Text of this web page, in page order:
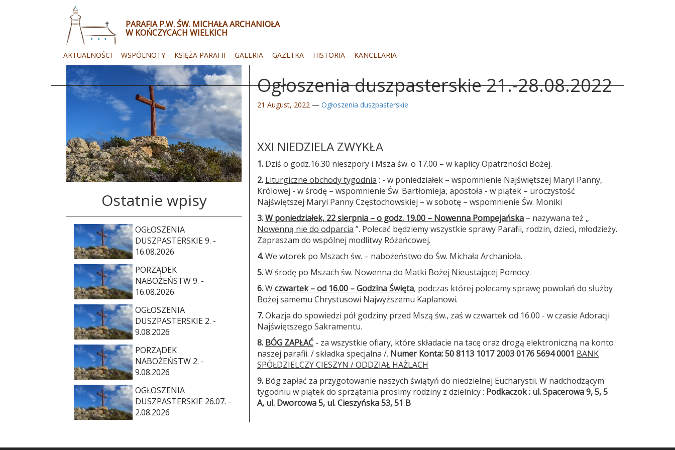
PARAFIA P.W. ŚW. MICHAŁA ARCHANIOŁA
W KOŃCZYCACH WIELKICH
WSPÓLNOTY KSIĘŻA PARAFII GALERIA GAZETKA HISTORIA KANCELARIA
AKTUALNOŚCI
Ogłoszenia duszpasterskie 21.-28.08.2022
21 August, 2022 — Ogłoszenia duszpasterskie
XXI NIEDZIELA ZWYKŁA
1. Dziś o godz.16.30 nieszpory i Msza św. o 17.00 – w kaplicy Opatrzności Bożej.
2. Liturgiczne obchody tygodnia : - w poniedziałek – wspomnienie Najświętszej Maryi Panny,
Królowej - w środę – wspomnienie Św. Bartłomieja, apostoła - w piątek – uroczystość
Najświętszej Maryi Panny Częstochowskiej – w sobotę – wspomnienie Św. Moniki
3.W poniedziałek, 22 sierpnia – o godz. 19.00 – Nowenna Pompejańska – nazywana też „
Nowenną nie do odparcia ”. Polecać będziemy wszystkie sprawy Parafii, rodzin, dzieci, młodzieży.
Zapraszam do wspólnej modlitwy Różańcowej.
4.We wtorek po Mszach św. – nabożeństwo do Św. Michała Archanioła.
5.W środę po Mszach św. Nowenna do Matki Bożej Nieustającej Pomocy.
6.Wczwartek – od 16.00 – Godzina Święta, podczas której polecamy sprawę powołań do służby
Bożej samemu Chrystusowi Najwyższemu Kapłanowi.
7.Okazja do spowiedzi pół godziny przed Mszą św., zaś w czwartek od 16.00 - w czasie Adoracji
Najświętszego Sakramentu.
8. BÓG ZAPŁAĆ- za wszystkie ofiary, które składacie na tacę oraz drogą elektroniczną na konto
naszej parafii. / składka specjalna /. Numer Konta:50 8113 1017 2003 0176 5694 0001 BANK
SPÓŁDZIELCZY CIESZYN / ODDZIAŁ HAŻLACH
9. Bóg zapłać za przygotowanie naszych świątyń do niedzielnej Eucharystii. W nadchodzącym
tygodniu w piątek do sprzątania prosimy rodziny z dzielnicy : Podkaczok : ul. Spacerowa 9, 5, 5
A, ul. Dworcowa 5, ul. Cieszyńska 53, 51 B
Ostatnie wpisy
OGŁOSZENIA
DUSZPASTERSKIE 9. -
16.08.2026
PORZĄDEK
NABOŻEŃSTW 9. -
16.08.2026
OGŁOSZENIA
DUSZPASTERSKIE 2. -
9.08.2026
PORZĄDEK
NABOŻEŃSTW 2. -
9.08.2026
OGŁOSZENIA
DUSZPASTERSKIE 26.07. -
2.08.2026